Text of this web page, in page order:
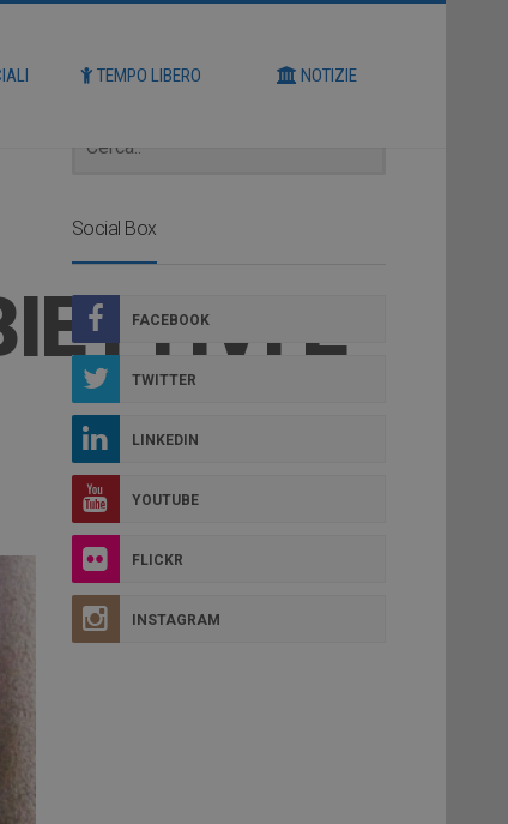
TEMPO LIBERO NOTIZIE
E
Social Box
FACEBOOK
TWITTER
LINKEDIN
YOUTUBE
FLICKR
INSTAGRAM